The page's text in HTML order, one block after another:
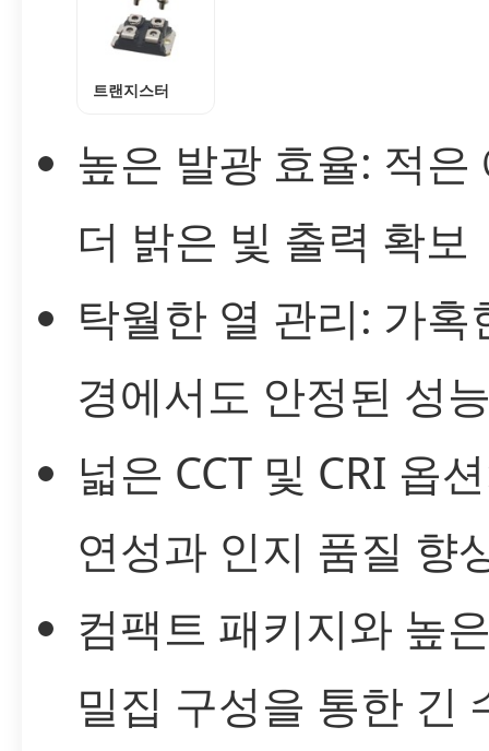
트랜지스터
높은 발광 효율: 적은
더 밝은 빛 출력 확보
탁월한 열 관리: 가혹
경에서도 안정된 성
넓은 CCT 및 CRI 옵
연성과 인지 품질 향
컴팩트 패키지와 높
밀집 구성을 통한 긴